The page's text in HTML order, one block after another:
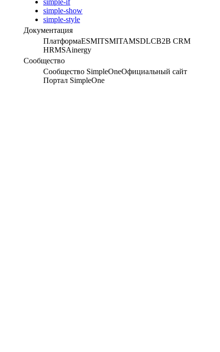
simple-if
simple-show
simple-style
Документация
ПлатформаESMITSMITAMSDLCB2B CRM
HRMSAinergy
Сообщество
Сообщество SimpleOneОфициальный сайт
Портал SimpleOne